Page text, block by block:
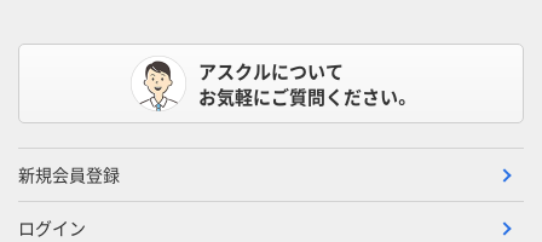
アスクルについて
お気軽にご質問ください。
新規会員登録
ログイン